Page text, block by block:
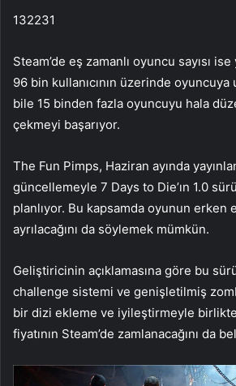
132231
Steam’de eş zamanlı oyuncu sayısı
96 bin kullanıcının üzerinde oyuncuya
bile 15 binden fazla oyuncuyu hala
çekmeyi başarıyor.
The Fun Pimps, Haziran ayında
güncellemeyle 7 Days to Die’ın 1.0
planlıyor. Bu kapsamda oyunun erken
ayrılacağını da söylemek mümkün.
Geliştiricinin açıklamasına göre bu
challenge sistemi ve genişletilmiş
bir dizi ekleme ve iyileştirmeyle
fiyatının Steam’de zamlanacağını da